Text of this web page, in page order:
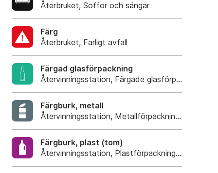
Återbruket, Soffor och sängar
Färg
Återbruket, Farligt avfall
Färgad glasförpackning
Återvinningsstation, Färgade glasförpackningar
Färgburk, metall
Återvinningsstation, Metallförpackningar
Färgburk, plast (tom)
Återvinningsstation, Plastförpackningar. Eller